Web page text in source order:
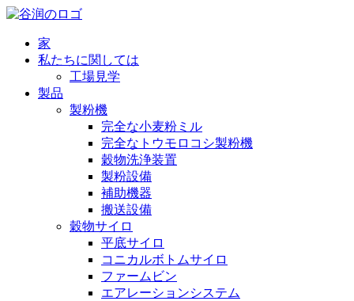
家
私たちに関しては
工場見学
製品
製粉機
完全な小麦粉ミル
完全なトウモロコシ製粉機
穀物洗浄装置
製粉設備
補助機器
搬送設備
穀物サイロ
平底サイロ
コニカルボトムサイロ
ファームビン
エアレーションシステム